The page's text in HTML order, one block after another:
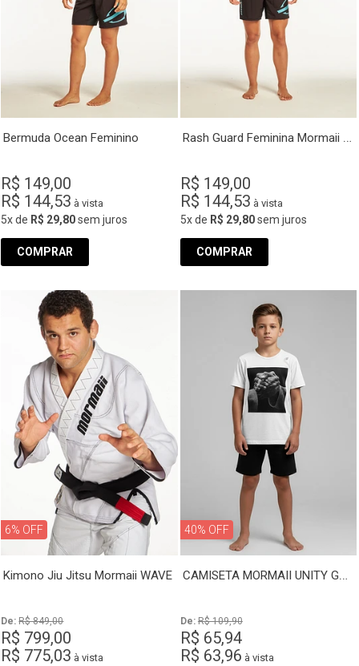
Bermuda Ocean Feminino
R$ 149,00
R$ 144,53 à vista
5xde R$ 29,80sem juros
COMPRAR
Rash Guard Feminina Mormaii Ocean
R$ 149,00
R$ 144,53 à vista
5xde R$ 29,80sem juros
COMPRAR
6% OFF
Kimono Jiu Jitsu Mormaii WAVE
De: R$ 849,00
R$ 799,00
R$ 775,03 à vista
40% OFF
CAMISETA MORMAII UNITY GRIP - INFANTIL
De: R$ 109,90
R$ 65,94
R$ 63,96 à vista